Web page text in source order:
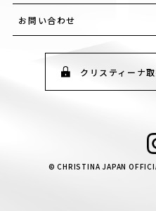
お問い合わせ
クリスティーナ
© CHRISTINA JAPAN